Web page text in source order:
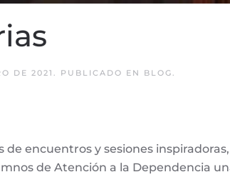
DE 2021 . PUBLICADO EN BLOG.
encuentros y sesiones
de Atención a la Dependencia